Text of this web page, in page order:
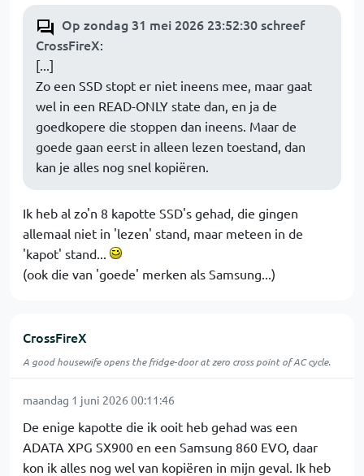
Op zondag 31 mei 2026 23:52:30 schreef
CrossFireX:
[...]
Zo een SSD stopt er niet ineens mee, maar gaat
wel in een READ-ONLY state dan, en ja de
goedkopere die stoppen dan ineens. Maar de
goede gaan eerst in alleen lezen toestand, dan
kan je alles nog snel kopiëren.
Ik heb al zo'n 8 kapotte SSD's gehad, die gingen
allemaal niet in 'lezen' stand, maar meteen in de
'kapot' stand...
(ook die van 'goede' merken als Samsung...)
CrossFireX
A good housewife opens the fridge-door at zero cross point of AC cycle.
maandag 1 juni 2026 00:11:46
De enige kapotte die ik ooit heb gehad was een
ADATA XPG SX900 en een Samsung 860 EVO, daar
kon ik alles nog wel van kopiëren in mijn geval. Ik heb